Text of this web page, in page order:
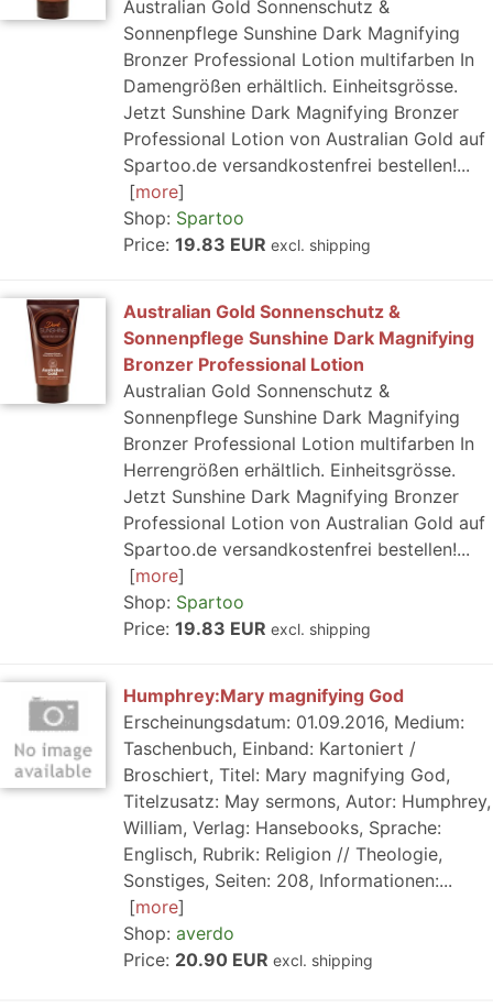
Australian Gold Sonnenschutz &
Sonnenpflege Sunshine Dark Magnifying
Bronzer Professional Lotion multifarben In
Damengrößen erhältlich. Einheitsgrösse.
Jetzt Sunshine Dark Magnifying Bronzer
Professional Lotion von Australian Gold auf
Spartoo.de versandkostenfrei bestellen!...
more
Shop: Spartoo
Price: 19.83 EUR excl. shipping
Australian Gold Sonnenschutz &
Sonnenpflege Sunshine Dark Magnifying
Bronzer Professional Lotion
Australian Gold Sonnenschutz &
Sonnenpflege Sunshine Dark Magnifying
Bronzer Professional Lotion multifarben In
Herrengrößen erhältlich. Einheitsgrösse.
Jetzt Sunshine Dark Magnifying Bronzer
Professional Lotion von Australian Gold auf
Spartoo.de versandkostenfrei bestellen!...
more
Shop: Spartoo
Price: 19.83 EUR excl. shipping
Humphrey:Mary magnifying God
Erscheinungsdatum: 01.09.2016, Medium:
Taschenbuch, Einband: Kartoniert /
Broschiert, Titel: Mary magnifying God,
Titelzusatz: May sermons, Autor: Humphrey,
William, Verlag: Hansebooks, Sprache:
Englisch, Rubrik: Religion // Theologie,
Sonstiges, Seiten: 208, Informationen:...
more
Shop: averdo
Price: 20.90 EUR excl. shipping